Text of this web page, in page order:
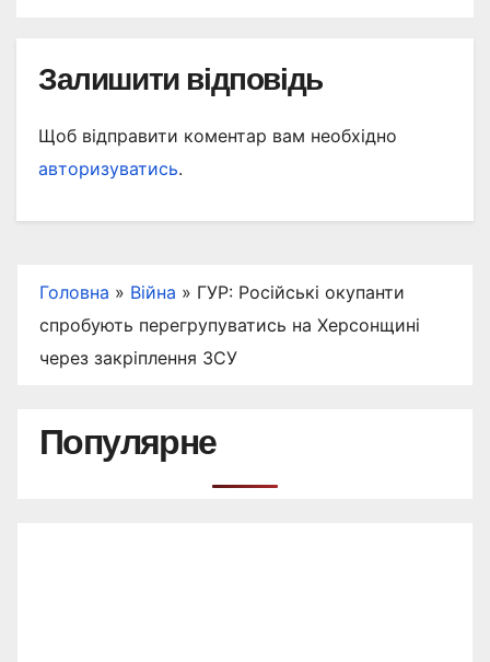
Залишити відповідь
Щоб відправити коментар вам необхідно
авторизуватись.
Головна » Війна » ГУР: Російські окупанти
спробують перегрупуватись на Херсонщині
через закріплення ЗСУ
Популярне